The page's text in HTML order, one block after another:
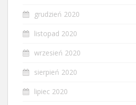
grudzień 2020
listopad 2020
wrzesień 2020
sierpień 2020
lipiec 2020